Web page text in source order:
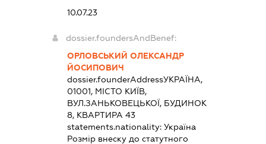
10.07.23
dossier.foundersAndBenef:
ОРЛОВСЬКИЙ ОЛЕКСАНДР
ЙОСИПОВИЧ
dossier.founderAddressУКРАЇНА,
01001, МІСТО КИЇВ,
ВУЛ.ЗАНЬКОВЕЦЬКОЇ, БУДИНОК
8, КВАРТИРА 43
statements.nationality: Україна
Розмір внеску до статутного